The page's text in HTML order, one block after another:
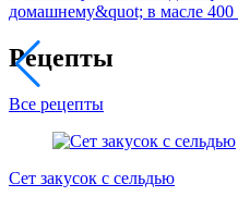
Рецепты
Все рецепты
Сет закусок с сельдью